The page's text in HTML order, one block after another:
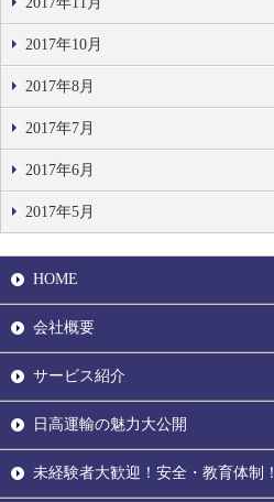
2017年10月
2017年8月
2017年7月
2017年6月
2017年5月
HOME
会社概要
サービス紹介
日高運輸の魅力大公開
未経験者大歓迎！安全・教育体制！